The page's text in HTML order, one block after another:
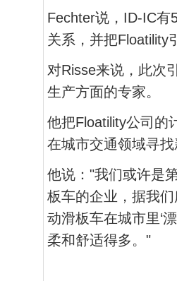
Fechter说，ID-IC有
关系，并把Floatility
对Risse来说，此次
生产方面的专家。
他把Floatility公司的
在城市交通领域寻
他说："我们或许是
板车的企业，据我
动滑板车在城市里‘
柔和舒适得多。"